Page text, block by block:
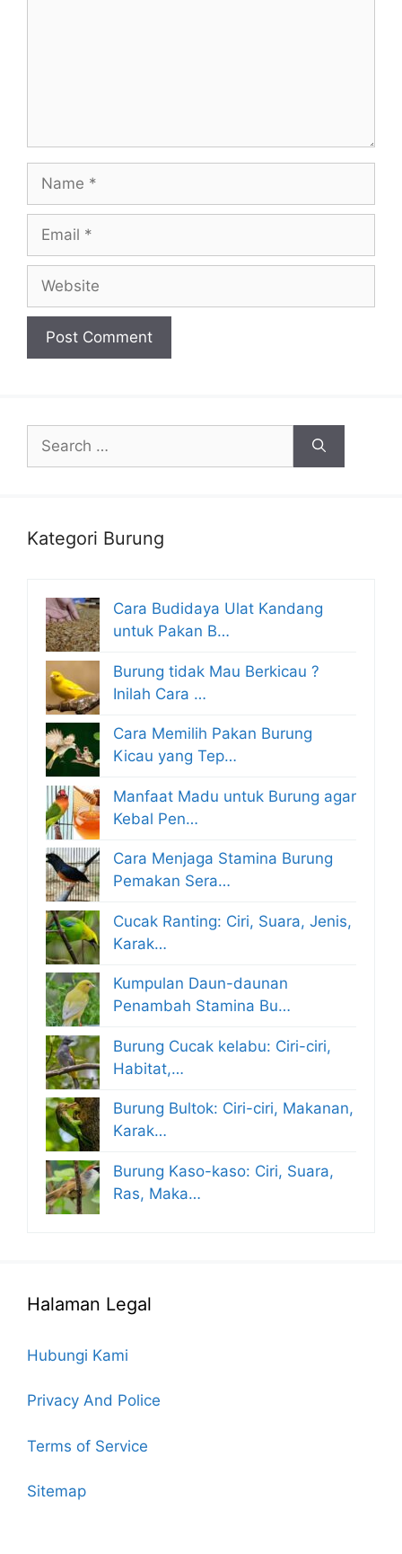
Name
Email
Website
Search
for:
Kategori Burung
Cara Budidaya Ulat Kandang
untuk Pakan B…
Burung tidak Mau Berkicau ?
Inilah Cara …
Cara Memilih Pakan Burung
Kicau yang Tep…
Manfaat Madu untuk Burung agar
Kebal Pen…
Cara Menjaga Stamina Burung
Pemakan Sera…
Cucak Ranting: Ciri, Suara, Jenis,
Karak…
Kumpulan Daun-daunan
Penambah Stamina Bu…
Burung Cucak kelabu: Ciri-ciri,
Habitat,…
Burung Bultok: Ciri-ciri, Makanan,
Karak…
Burung Kaso-kaso: Ciri, Suara,
Ras, Maka…
Halaman Legal
Hubungi Kami
Privacy And Police
Terms of Service
Sitemap